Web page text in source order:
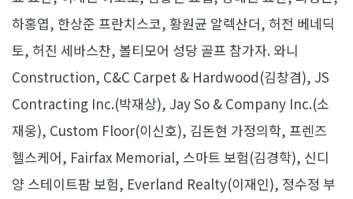
하홍엽, 한상준 프란치스코, 황원균 알렉산더, 허전 베네딕
토, 허진 세바스찬, 볼티모어 성당 골프 참가자. 와니
Construction, C&C Carpet & Hardwood(김창겸), JS
Contracting Inc.(박재상), Jay So & Company Inc.(소
재웅), Custom Floor(이신호), 김돈현 가정의학, 프렌즈
헬스케어, Fairfax Memorial, 스마트 보험(김경학), 신디
양 스테이트팜 보험, Everland Realty(이재인), 정수정 부